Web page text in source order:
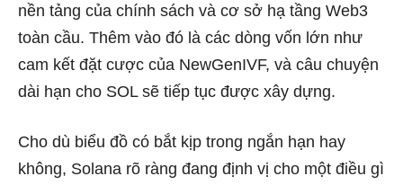
nền tảng của chính sách và cơ sở hạ tầng Web3
toàn cầu. Thêm vào đó là các dòng vốn lớn như
cam kết đặt cược của NewGenIVF, và câu chuyện
dài hạn cho SOL sẽ tiếp tục được xây dựng.
Cho dù biểu đồ có bắt kịp trong ngắn hạn hay
không, Solana rõ ràng đang định vị cho một điều gì